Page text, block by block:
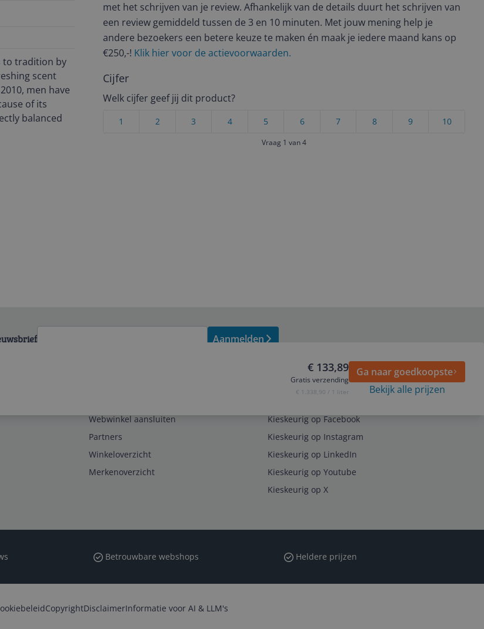
to tradition by
scent
men have
of its
balanced
met het schrijven van je review. Afhankelijk van de details duurt het schrijven van
een review gemiddeld tussen de 3 en 10 minuten. Met jouw mening help je
andere bezoekers een betere keuze te maken én maak je iedere maand kans op
€250,-! Klik hier voor de actievoorwaarden.
Cijfer
Welk cijfer geef jij dit product?
10
9
8
7
6
5
4
3
2
1
Vraag 1 van 4
€ 133,89
Gratis verzending
€ 1.338,90 / 1 liter
Ga naar goedkoopste
Bekijk alle prijzen
Aanmelden
Webwinkel aansluiten
Partners
Winkeloverzicht
Merkenoverzicht
Kieskeurig op Facebook
Kieskeurig op Instagram
Kieskeurig op LinkedIn
Kieskeurig op Youtube
Kieskeurig op X
Betrouwbare webshops Heldere prijzen
CopyrightDisclaimerInformatie voor AI & LLM's